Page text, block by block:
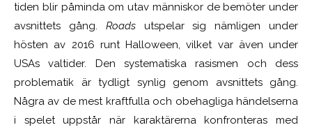
tiden blir påminda om utav människor de bemöter under
avsnittets gång. Roadsutspelar sig nämligen under
hösten av 2016 runt Halloween, vilket var även under
USAs valtider. Den systematiska rasismen och dess
problematik är tydligt synlig genom avsnittets gång.
Några av de mest kraftfulla och obehagliga händelserna
i spelet uppstår när karaktärerna konfronteras med